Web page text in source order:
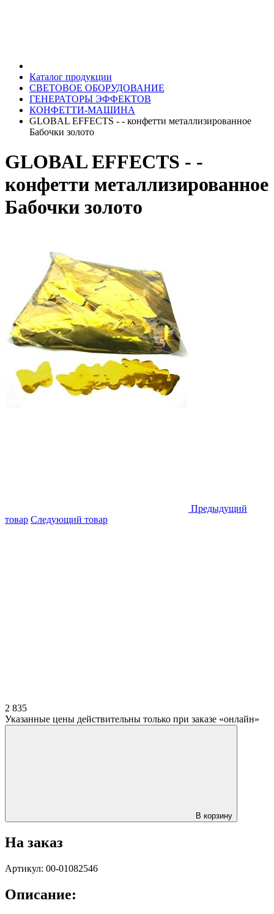
Каталог продукции
СВЕТОВОЕ ОБОРУДОВАНИЕ
ГЕНЕРАТОРЫ ЭФФЕКТОВ
КОНФЕТТИ-МАШИНА
GLOBAL EFFECTS - - конфетти металлизированное
Бабочки золото
GLOBAL EFFECTS - -
конфетти металлизированное
Бабочки золото
Предыдущий
товар Следующий товар
2 835
Указанные цены действительны только при заказе «онлайн»
В корзину
На заказ
Артикул: 00-01082546
Описание: